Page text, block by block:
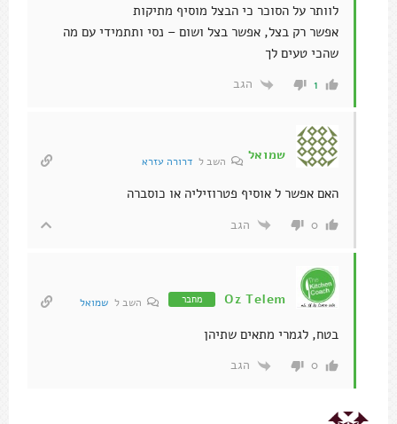
לוותר על הסוכר כי הבצל מוסיף מתיקות
אפשר רק בצל, אפשר בצל ושום – נסי ותתמידי עם מה
שהכי טעים לך
1 הגב
שמואל השב לדרורה עזרא
האם אפשר ל אוסיף פטרוזיליה או כוסברה
0 הגב
Oz Telem מחבר השב ל שמואל
בטח, לגמרי מתאים שתיהן
0 הגב